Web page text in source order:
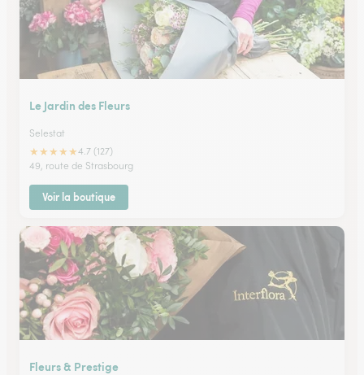
Le Jardin des Fleurs
Selestat
★★★★★4.7 (127)
49, route de Strasbourg
Voir la boutique
Fleurs & Prestige